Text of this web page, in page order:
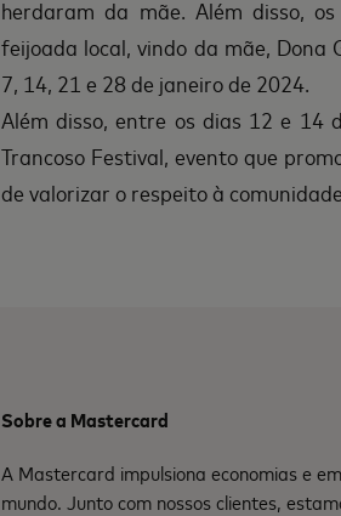
herdaram da mãe. Além disso,
feijoada local, vindo da mãe,
7, 14, 21 e 28 de janeiro de 2024.
Além disso, entre os dias 12 e 14
Trancoso Festival, evento que
de valorizar o respeito à
Sobre a Mastercard
A Mastercard impulsiona economias e
mundo. Junto com nossos clientes,